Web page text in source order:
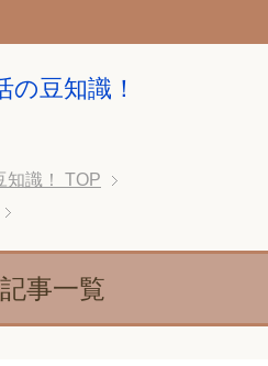
豆知識！
識！
TOP
事一覧